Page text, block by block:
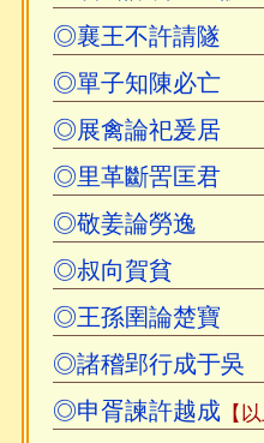
◎襄王不許請隧
◎單子知陳必亡
◎展禽論祀爰居
◎里革斷罟匡君
◎敬姜論勞逸
◎叔向賀貧
◎王孫圉論楚寶
◎諸稽郢行成于吳
◎申胥諫許越成【以